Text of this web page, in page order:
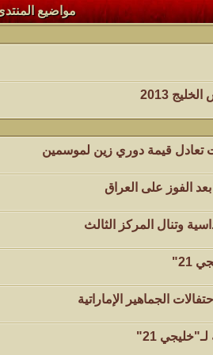
الفريق البحث الى الأسلآم ܓܨ
مواضيع
2013
تعادل قيمة دوري زين لموسمين
الفوز على العراق
وتنال المركز الثالث
21"
الجماهير الإماراتية
21"